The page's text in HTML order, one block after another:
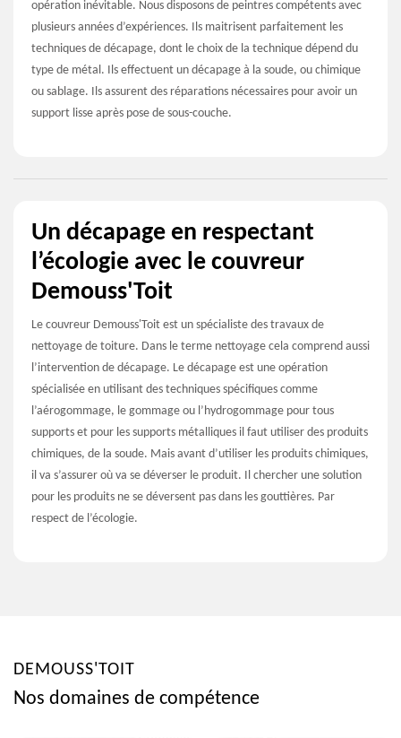
opération inévitable. Nous disposons de peintres compétents avec
plusieurs années d’expériences. Ils maitrisent parfaitement les
techniques de décapage, dont le choix de la technique dépend du
type de métal. Ils effectuent un décapage à la soude, ou chimique
ou sablage. Ils assurent des réparations nécessaires pour avoir un
support lisse après pose de sous-couche.
Un décapage en respectant
l’écologie avec le couvreur
Demouss'Toit
Le couvreur Demouss'Toit est un spécialiste des travaux de
nettoyage de toiture. Dans le terme nettoyage cela comprend aussi
l’intervention de décapage. Le décapage est une opération
spécialisée en utilisant des techniques spécifiques comme
l’aérogommage, le gommage ou l’hydrogommage pour tous
supports et pour les supports métalliques il faut utiliser des produits
chimiques, de la soude. Mais avant d’utiliser les produits chimiques,
il va s’assurer où va se déverser le produit. Il chercher une solution
pour les produits ne se déversent pas dans les gouttières. Par
respect de l’écologie.
DEMOUSS'TOIT
Nos domaines de compétence